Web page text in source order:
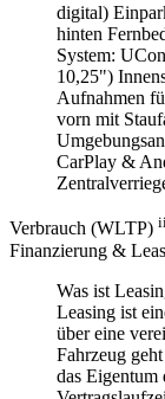
digital)
hinten
System:
10,25")
Aufnahmen
vorn mit
CarPlay &
Verbrauch (WLTP)
Finanzierung &
Was ist
Leasing ist
über eine
Fahrzeug
das Eigentum